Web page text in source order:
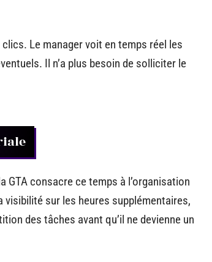
Le manager voit en temps réel les
Il n’a plus besoin de solliciter le
GTA consacre ce temps à l’organisation
sur les heures supplémentaires,
des tâches avant qu’il ne devienne un